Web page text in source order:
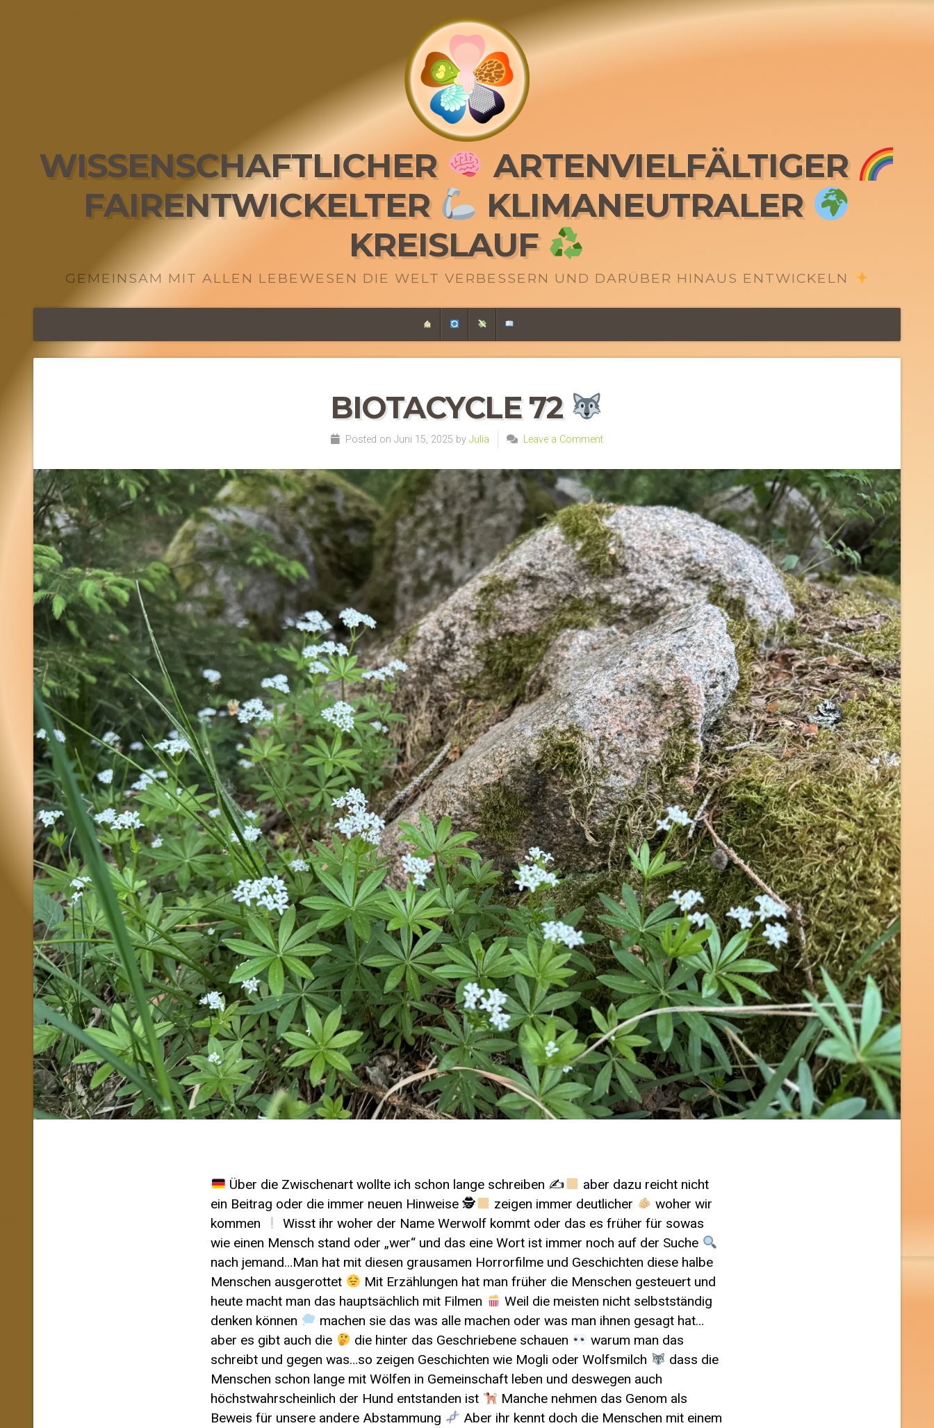
WISSENSCHAFTLICHER
ARTENVIELFÄLTIGER
FAIRENTWICKELTER
KLIMANEUTRALER
KREISLAUF
GEMEINSAM MIT ALLEN LEBEWESEN DIE WELT VERBESSERN UND DARÜBER HINAUS ENTWICKELN
BIOTACYCLE 72
Posted on Juni 15, 2025 by Julia Leave a Comment
Über die Zwischenart wollte ich schon lange schreiben ✍
aber dazu reicht nicht
ein Beitrag oder die immer neuen Hinweise 🕵
zeigen immer deutlicher
woher wir
kommen
Wisst ihr woher der Name Werwolf kommt oder das es früher für sowas
wie einen Mensch stand oder „wer“ und das eine Wort ist immer noch auf der Suche
nach jemand…Man hat mit diesen grausamen Horrorfilme und Geschichten diese halbe
Menschen ausgerottet
Mit Erzählungen hat man früher die Menschen gesteuert und
heute macht man das hauptsächlich mit Filmen
Weil die meisten nicht selbstständig
denken können
machen sie das was alle machen oder was man ihnen gesagt hat…
aber es gibt auch die
die hinter das Geschriebene schauen
warum man das
schreibt und gegen was…so zeigen Geschichten wie Mogli oder Wolfsmilch
dass die
Menschen schon lange mit Wölfen in Gemeinschaft leben und deswegen auch
höchstwahrscheinlich der Hund entstanden ist
Manche nehmen das Genom als
Beweis für unsere andere Abstammung
Aber ihr kennt doch die Menschen mit einem